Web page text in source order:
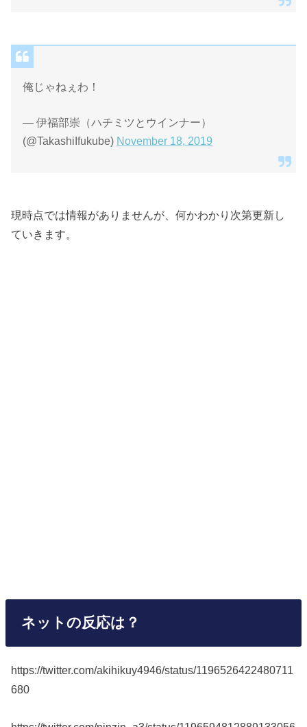
中村繪里子さんの結婚相手、伊福部さんでしょ？
— オ一ルデイ (@all_sun_days)
— 伊福部崇（ハチミツとウインナー）